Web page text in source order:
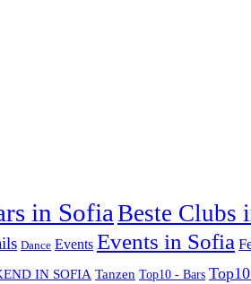
in Sofia Beste Clubs
Dance Events Events in Sofia
IN SOFIA Tanzen Top10 - Bars